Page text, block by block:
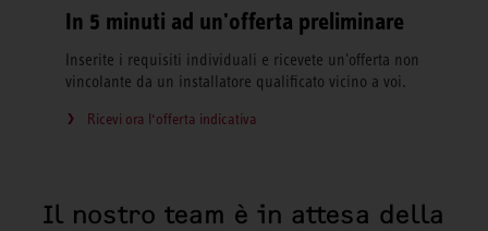
In 5 minuti ad un'offerta preliminare
Inserite i requisiti individuali e ricevete un'offerta non
vincolante da un installatore qualificato vicino a voi.
Ricevi ora l‘offerta indicativa
Il nostro team è in attesa della